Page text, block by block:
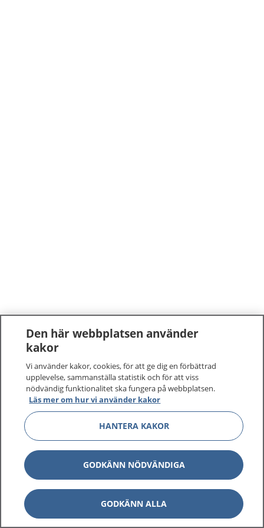
Den här webbplatsen använder
kakor
Vi använder kakor, cookies, för att ge dig en förbättrad
upplevelse, sammanställa statistik och för att viss
nödvändig funktionalitet ska fungera på webbplatsen.
Läs mer om hur vi använder kakor
HANTERA KAKOR
GODKÄNN NÖDVÄNDIGA
GODKÄNN ALLA